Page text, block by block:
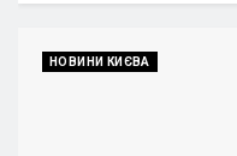
НОВИНИ КИЄВА